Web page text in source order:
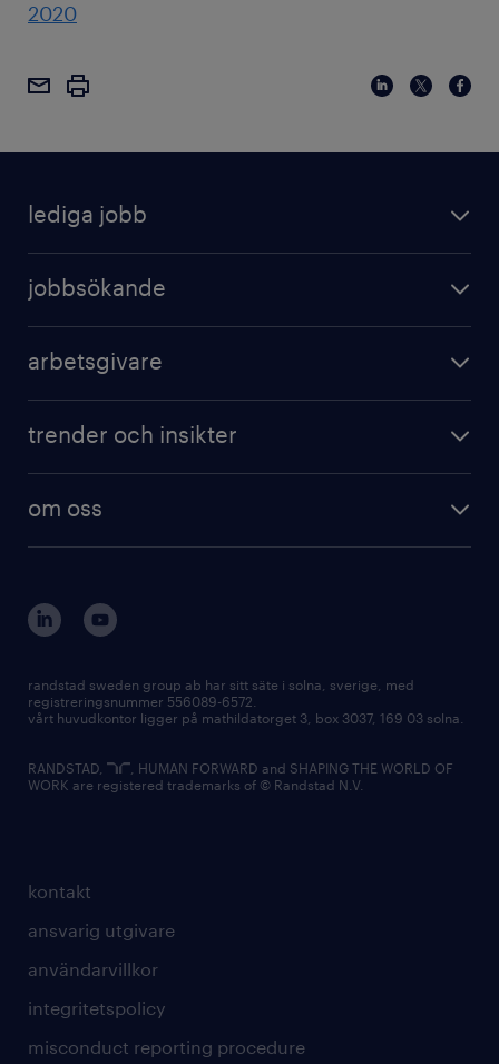
2020
lediga jobb
jobbsökande
arbetsgivare
trender och insikter
om oss
kontakt
ansvarig utgivare
användarvillkor
integritetspolicy
misconduct reporting procedure
randstad sweden group ab har sitt säte i solna, sverige, med
registreringsnummer 556089-6572.
vårt huvudkontor ligger på mathildatorget 3, box 3037, 169 03 solna.
RANDSTAD,
, HUMAN FORWARD and SHAPING THE WORLD OF
WORK are registered trademarks of © Randstad N.V.